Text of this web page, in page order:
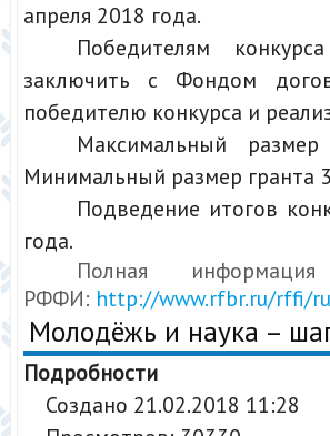
апреля 2018 года.
Победителям
заключить с Фондом
победителю конкурса и
Максимальный
Минимальный размер гранта
Подведение итогов
года.
Полная
РФФИ: http://www.rfbr.ru/rffi/
Молодёжь и наука –
Подробности
Создано 21.02.2018 11:28